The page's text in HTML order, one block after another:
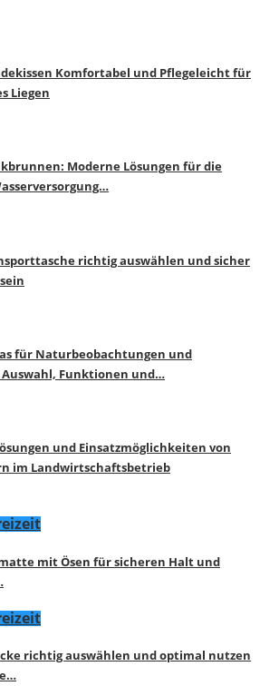
Komfortabel und Pflegeleicht für
Liegen
Moderne Lösungen für die
richtig auswählen und sicher
für Naturbeobachtungen und
Funktionen und…
und Einsatzmöglichkeiten von
im Landwirtschaftsbetrieb
mit Ösen für sicheren Halt und
richtig auswählen und optimal nutzen